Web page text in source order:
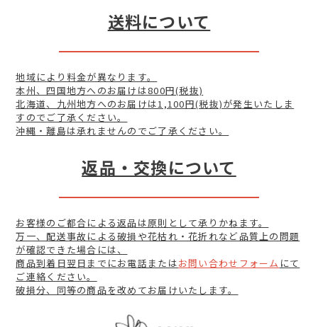
送料について
地域により料金が異なります。
本州、四国地方へのお届けは800円(税抜)
北海道、九州地方へのお届けは1,100円(税抜)が発生いたしま
すのでご了承ください。
沖縄・離島は承れませんのでご了承ください。
返品・交換について
お客様のご都合による返品は原則として承りかねます。
万一、配送事故による破損や花枯れ・花折れなど品質上の問題
が確認できた場合には、
商品到着日翌日までにお電話またはお問い合わせフォーム にて
ご連絡ください。
破損分、同等の商品を改めてお届けいたします。